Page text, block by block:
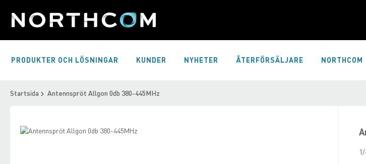
Skip
PRODUKTER OCH LÖSNINGAR KUNDER NYHETER ÅTERFÖRSÄLJARE NORTHCOM
Startsida Antennspröt Allgon 0db 380-445MHz
Skip